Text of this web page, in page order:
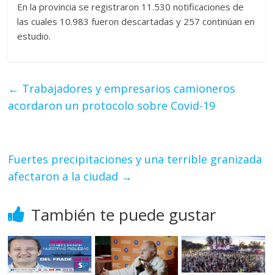
En la provincia se registraron 11.530 notificaciones de
las cuales 10.983 fueron descartadas y 257 continúan en
estudio.
← Trabajadores y empresarios camioneros
acordaron un protocolo sobre Covid-19
Fuertes precipitaciones y una terrible granizada
afectaron a la ciudad →
También te puede gustar